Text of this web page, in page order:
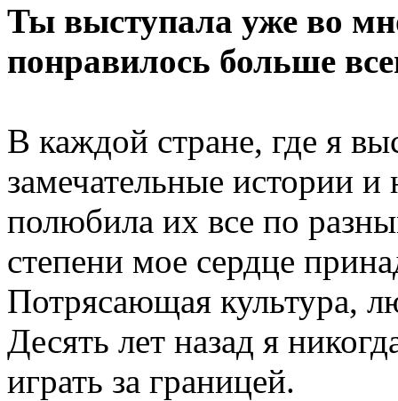
Ты выступала уже во
понравилось больше
В каждой стране, где я
замечательные истории
полюбила их все по
степени мое сердце
Потрясающая культура,
Десять лет назад я
играть за границей.